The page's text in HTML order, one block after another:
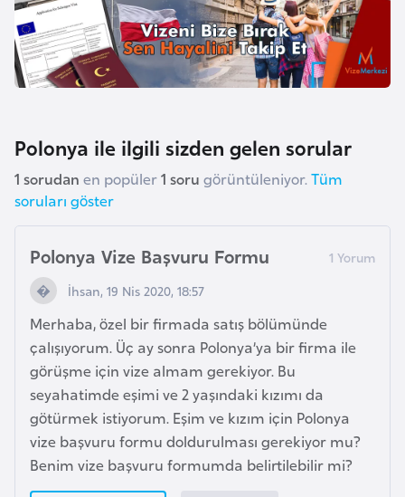
Polonya ile ilgili sizden gelen sorular
1 sorudan en popüler1 soru görüntüleniyor. Tüm
soruları göster
Polonya Vize Başvuru Formu
İhsan, 19 Nis 2020, 18:57
Merhaba, özel bir firmada satış bölümünde
çalışıyorum. Üç ay sonra Polonya’ya bir firma ile
görüşme için vize almam gerekiyor. Bu
seyahatimde eşimi ve 2 yaşındaki kızımı da
götürmek istiyorum. Eşim ve kızım için Polonya
vize başvuru formu doldurulması gerekiyor mu?
Benim vize başvuru formumda belirtilebilir mi?
B
a
h
r
n
B
a
n
g
l
a
d
e
ş
B
e